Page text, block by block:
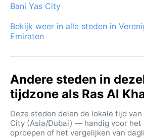
Bani Yas City
Bekijk weer in alle steden in
Emiraten
Andere steden in
tijdzone als Ras Al
Deze steden delen de lokale tijd van
City (Asia/Dubai) — handig voor het
oproepen of het vergelijken van